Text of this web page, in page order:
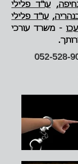
,עו"ד פלילי
,עו"ד פלילי
- משרד עורכי
052-528-